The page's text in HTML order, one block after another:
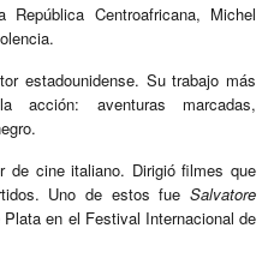
Centroafricana, Michel
estadounidense. Su trabajo más
acción: aventuras marcadas,
de cine italiano. Dirigió filmes que
Uno de estos fue Salvatore
en el Festival Internacional de